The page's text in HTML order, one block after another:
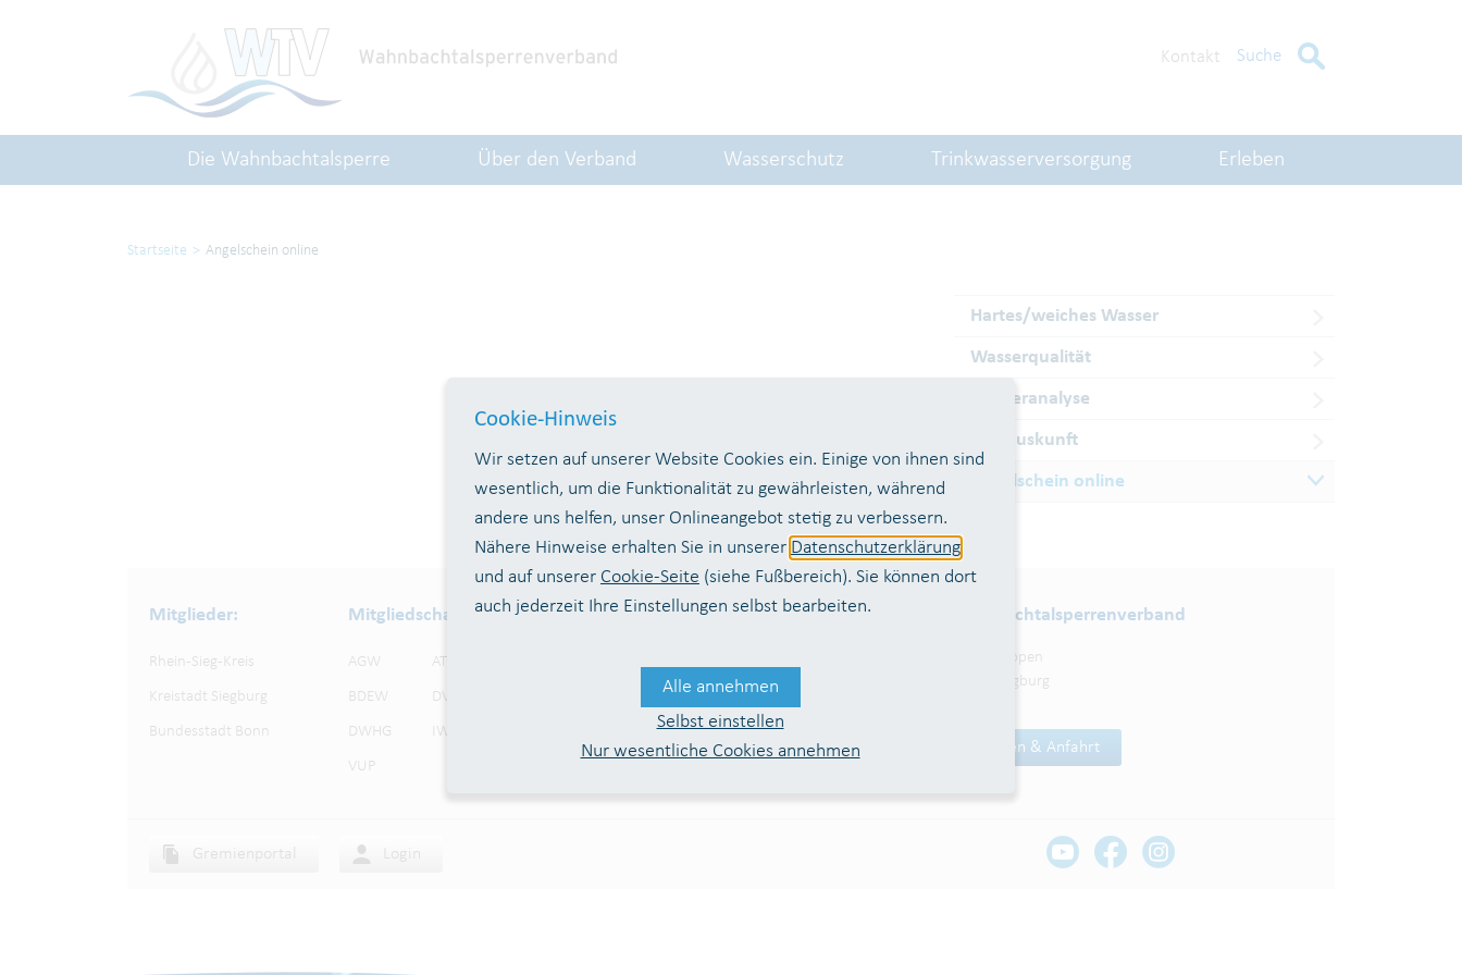
Die Wahnbachtalsperre Über den Verband Wasserschutz Trinkwasserversorgung Erleben
Kontakt Suche
Startseite Angelschein online
Hartes/weiches Wasser
Wasserqualität
Wasseranalyse
Planauskunft
Angelschein online
Mitglieder:
Rhein-Sieg-Kreis
Kreistadt Siegburg
Bundesstadt Bonn
Mitgliedschaften:
AGW ATT
BDEW DVGW
DWHG IWW
VUP
02241 / 128-0
Rufbereitschaft für Notfälle rund um die
Uhr
Kontaktformular
Wahnbachtalsperren­verband
Siegelsknippen
53721 Siegburg
Anlagen & Anfahrt
Gremienportal Login
Cookie-Hinweis
Wir setzen auf unserer Website Cookies ein. Einige von ihnen sind
wesentlich, um die Funktionalität zu gewährleisten, während
andere uns helfen, unser Onlineangebot stetig zu verbessern.
Nähere Hinweise erhalten Sie in unserer Datenschutzerklärung
und auf unserer Cookie-Seite (siehe Fußbereich). Sie können dort
auch jederzeit Ihre Einstellungen selbst bearbeiten.
Alle annehmen
Selbst einstellen
Nur wesentliche Cookies annehmen